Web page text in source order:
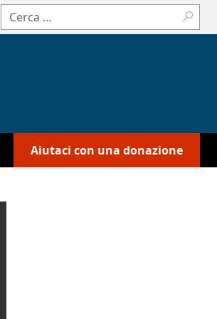
Cerca:
Aiutaci con una donazione